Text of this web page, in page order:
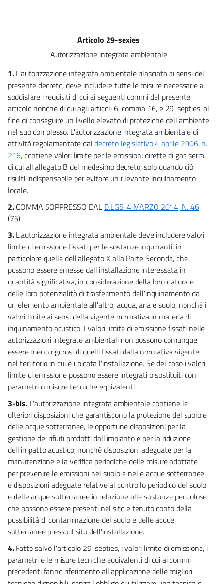
9
10
((TITOLO II
LA VALUTAZIONE AMBIENTALE STRATEGICA))
11
12
13
14
15
16
18
TITOLO III
((LA VALUTAZIONE DI IMPATTO AMBIENTALE))
19
20
21
22
23
24
24 bis
25
26
26 bis
27
27 bis
27 ter
28
29
((TITOLO III-BIS
L'AUTORIZZAZIONE INTEGRATA AMBIENTALE))
29 bis
29 ter
29 quater
29 quinquies
29 sexies
Articolo 29-sexies
Autorizzazione integrata ambientale
1. L'autorizzazione integrata ambientale rilasciata ai sensi del
presente decreto, deve includere tutte le misure necessarie a
soddisfare i requisiti di cui ai seguenti commi del presente
articolo nonché di cui agli articoli 6, comma 16, e 29-septies, al
fine di conseguire un livello elevato di protezione dell'ambiente
nel suo complesso. L'autorizzazione integrata ambientale di
attività regolamentate dal decreto legislativo 4 aprile 2006, n.
216, contiene valori limite per le emissioni dirette di gas serra,
di cui all'allegato B del medesimo decreto, solo quando ciò
risulti indispensabile per evitare un rilevante inquinamento
locale.
2. COMMA SOPPRESSO DAL D.LGS. 4 MARZO 2014, N. 46.
(76)
3. L'autorizzazione integrata ambientale deve includere valori
limite di emissione fissati per le sostanze inquinanti, in
particolare quelle dell'allegato X alla Parte Seconda, che
possono essere emesse dall'installazione interessata in
quantità significativa, in considerazione della loro natura e
delle loro potenzialità di trasferimento dell'inquinamento da
un elemento ambientale all'altro, acqua, aria e suolo, nonché i
valori limite ai sensi della vigente normativa in materia di
inquinamento acustico. I valori limite di emissione fissati nelle
autorizzazioni integrate ambientali non possono comunque
essere meno rigorosi di quelli fissati dalla normativa vigente
nel territorio in cui è ubicata l'installazione. Se del caso i valori
limite di emissione possono essere integrati o sostituiti con
parametri o misure tecniche equivalenti.
3-bis. L'autorizzazione integrata ambientale contiene le
ulteriori disposizioni che garantiscono la protezione del suolo e
delle acque sotterranee, le opportune disposizioni per la
gestione dei rifiuti prodotti dall'impianto e per la riduzione
dell'impatto acustico, nonché disposizioni adeguate per la
manutenzione e la verifica periodiche delle misure adottate
per prevenire le emissioni nel suolo e nelle acque sotterranee
e disposizioni adeguate relative al controllo periodico del suolo
e delle acque sotterranee in relazione alle sostanze pericolose
che possono essere presenti nel sito e tenuto conto della
possibilità di contaminazione del suolo e delle acque
sotterranee presso il sito dell'installazione.
4. Fatto salvo l'articolo 29-septies, i valori limite di emissione, i
parametri e le misure tecniche equivalenti di cui ai commi
precedenti fanno riferimento all'applicazione delle migliori